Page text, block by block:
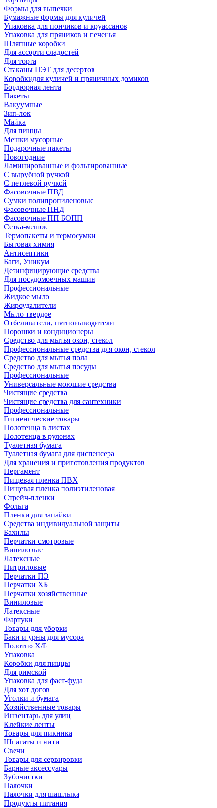
Формы для выпечки
Бумажные формы для куличей
Упаковка для пончиков и круассанов
Упаковка для пряников и печенья
Шляпные коробки
Для ассорти сладостей
Для торта
Стаканы ПЭТ для десертов
Коробкидля куличей и пряничных домиков
Бордюрная лента
Пакеты
Вакуумные
Зип-лок
Майка
Для пиццы
Мешки мусорные
Подарочные пакеты
Новогодние
Ламинированные и фольгированные
С вырубной ручкой
С петлевой ручкой
Фасовочные ПВД
Сумки полипропиленовые
Фасовочные ПНД
Фасовочные ПП БОПП
Сетка-мешок
Термопакеты и термосумки
Бытовая химия
Антисептики
Баги, Уникум
Дезинфицирующие средства
Для посудомоечных машин
Профессиональные
Жидкое мыло
Жироудалители
Мыло твердое
Отбеливатели, пятновыводители
Порошки и кондиционеры
Средство для мытья окон, стекол
Профессиональные средства для окон, стекол
Средство для мытья пола
Средство для мытья посуды
Профессиональные
Универсальные моющие средства
Чистящие средства
Чистящие средства для сантехники
Профессиональные
Гигиенические товары
Полотенца в листах
Полотенца в рулонах
Туалетная бумага
Туалетная бумага для диспенсера
Для хранения и приготовления продуктов
Пергамент
Пищевая пленка ПВХ
Пищевая пленка полиэтиленовая
Стрейч-пленки
Фольга
Пленки для запайки
Средства индивидуальной защиты
Бахилы
Перчатки смотровые
Виниловые
Латексные
Нитриловые
Перчатки ПЭ
Перчатки ХБ
Перчатки хозяйственные
Виниловые
Латексные
Фартуки
Товары для уборки
Баки и урны для мусора
Полотно Х/Б
Упаковка
Коробки для пиццы
Для римской
Упаковка для фаст-фуда
Для хот догов
Уголки и бумага
Хозяйственные товары
Инвентарь для улиц
Клейкие ленты
Товары для пикника
Шпагаты и нити
Свечи
Товары для сервировки
Барные аксессуары
Зубочистки
Палочки
Палочки для шашлыка
Продукты питания